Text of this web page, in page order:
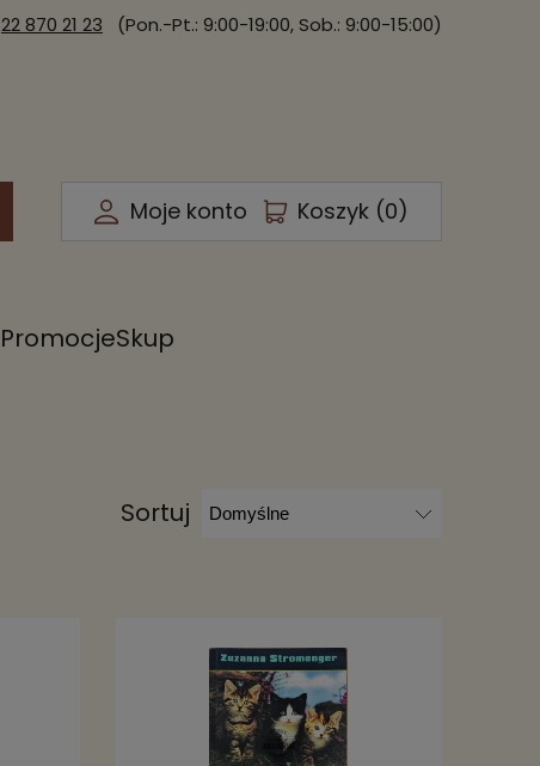
22 870 21 23 (Pon.-Pt.: 9:00-19:00, Sob.: 9:00-15:00)
Moje konto Koszyk (0)
PromocjeSkup
Sortuj